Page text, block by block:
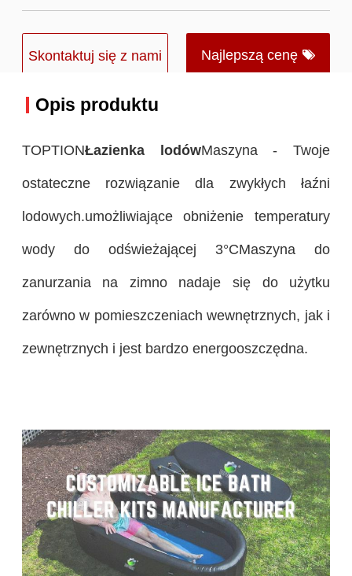
Skontaktuj się z nami Najlepszą cenę
Opis produktu
TOPTIONŁazienka lodówMaszyna - Twoje
ostateczne rozwiązanie dla zwykłych łaźni
lodowych.umożliwiające obniżenie temperatury
wody do odświeżającej 3°CMaszyna do
zanurzania na zimno nadaje się do użytku
zarówno w pomieszczeniach wewnętrznych, jak i
zewnętrznych i jest bardzo energooszczędna.